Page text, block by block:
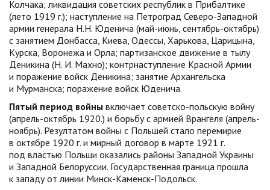
Колчака; ликвидация советских республик в Прибалтике
(лето 1919 г.); наступление на Петроград Северо-Западной
армии генерала Н.Н. Юденича (май-июнь, сентябрь-октябрь)
с занятием Донбасса, Киева, Одессы, Харькова, Царицына,
Курска, Воронежа и Орла; партизанское движение в тылу
Деникина (Н. И. Махно); контрнаступление Красной Армии
и поражение войск Деникина; занятие Архангельска
и Мурманска; поражение войск Юденича.
Пятый период войны включает советско-польскую войну
(апрель-октябрь 1920.) и борьбу с армией Врангеля (апрель-
ноябрь). Резултатом войны с Польшей стало перемирие
в октябре 1920 г. и мирный договор в марте 1921 г.
под властью Польши оказались районы Западной Украины
и Западной Белоруссии. Государственная граница прошла
к западу от линии Минск-Каменск-Подольск.